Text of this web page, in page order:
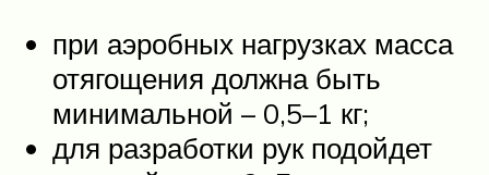
при аэробных нагрузках масса
отягощения должна быть
минимальной – 0,5–1 кг;
для разработки рук подойдет